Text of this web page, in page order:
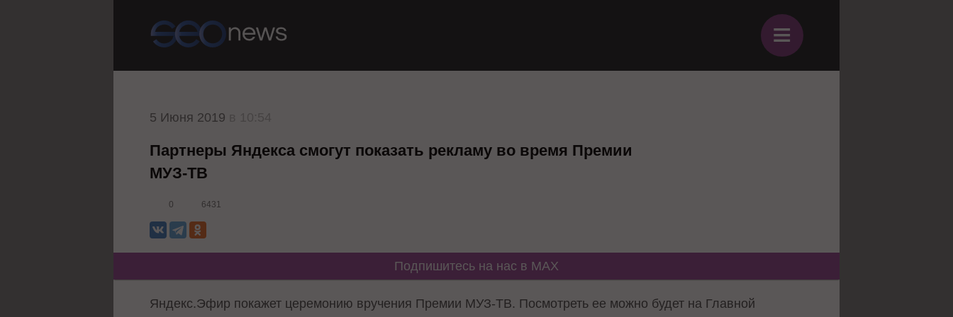
≡
5 Июня 2019
Партнеры Яндекса смогут показать рекламу во время Премии
МУЗ-ТВ
0 6431
Подпишитесь на нас в MAX
Яндекс.Эфир покажет церемонию вручения Премии МУЗ-ТВ. Посмотреть ее можно будет на Главной